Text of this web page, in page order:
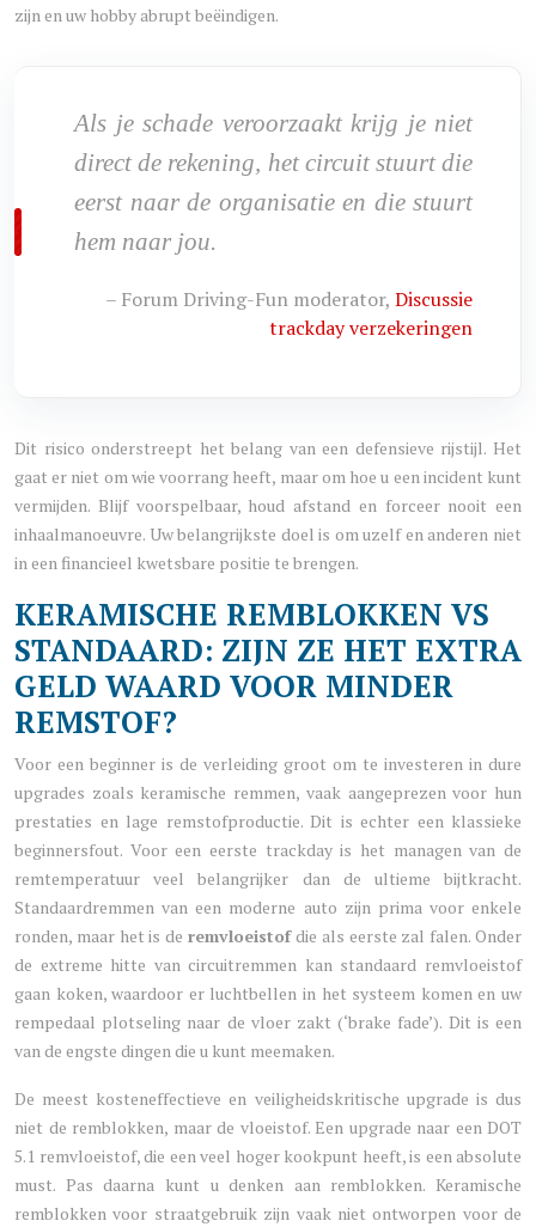
zijn en uw hobby abrupt beëindigen.
Als je schade veroorzaakt krijg je niet
direct de rekening, het circuit stuurt die
eerst naar de organisatie en die stuurt
hem naar jou.
– Forum Driving-Fun moderator, Discussie
trackday verzekeringen
Dit risico onderstreept het belang van een defensieve rijstijl. Het
gaat er niet om wie voorrang heeft, maar om hoe u een incident kunt
vermijden. Blijf voorspelbaar, houd afstand en forceer nooit een
inhaalmanoeuvre. Uw belangrijkste doel is om uzelf en anderen niet
in een financieel kwetsbare positie te brengen.
KERAMISCHE REMBLOKKEN VS
STANDAARD: ZIJN ZE HET EXTRA
GELD WAARD VOOR MINDER
REMSTOF?
Voor een beginner is de verleiding groot om te investeren in dure
upgrades zoals keramische remmen, vaak aangeprezen voor hun
prestaties en lage remstofproductie. Dit is echter een klassieke
beginnersfout. Voor een eerste trackday is het managen van de
remtemperatuur veel belangrijker dan de ultieme bijtkracht.
Standaardremmen van een moderne auto zijn prima voor enkele
ronden, maar het is deremvloeistofdie als eerste zal falen. Onder
de extreme hitte van circuitremmen kan standaard remvloeistof
gaan koken, waardoor er luchtbellen in het systeem komen en uw
rempedaal plotseling naar de vloer zakt (‘brake fade’). Dit is een
van de engste dingen die u kunt meemaken.
De meest kosteneffectieve en veiligheidskritische upgrade is dus
niet de remblokken, maar de vloeistof. Een upgrade naar een DOT
5.1 remvloeistof, die een veel hoger kookpunt heeft, is een absolute
must. Pas daarna kunt u denken aan remblokken. Keramische
remblokken voor straatgebruik zijn vaak niet ontworpen voor de